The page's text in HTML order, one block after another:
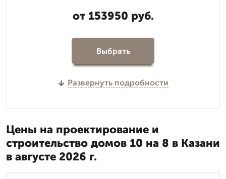
от 153950 руб.
Выбрать
Развернуть подробности
Цены на проектирование и
строительство домов 10 на 8 в Казани
в августе 2026 г.